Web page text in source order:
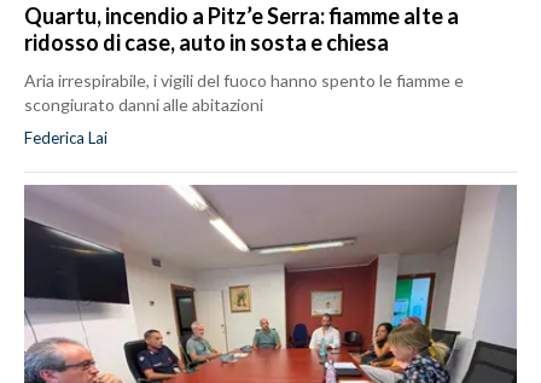
Quartu, incendio a Pitz’e Serra: fiamme alte a
ridosso di case, auto in sosta e chiesa
Aria irrespirabile, i vigili del fuoco hanno spento le fiamme e
scongiurato danni alle abitazioni
Federica Lai